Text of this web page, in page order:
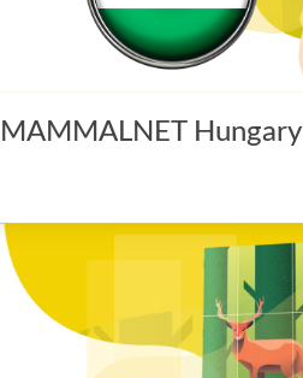
MAMMALNET Hungary